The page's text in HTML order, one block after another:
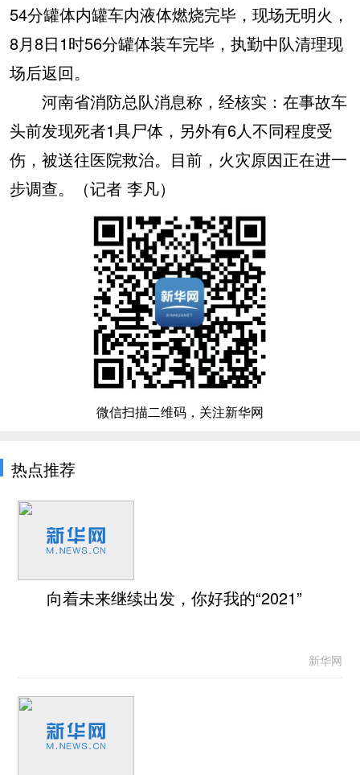
54分罐体内罐车内液体燃烧完毕，现场无明火，
8月8日1时56分罐体装车完毕，执勤中队清理现
场后返回。
河南省消防总队消息称，经核实：在事故车
头前发现死者1具尸体，另外有6人不同程度受
伤，被送往医院救治。目前，火灾原因正在进一
步调查。（记者 李凡）
微信扫描二维码，关注新华网
热点推荐
向着未来继续出发，你好我的“2021”
新华网